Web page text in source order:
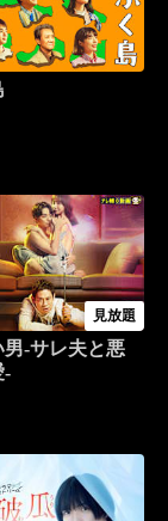
見放題
-サレ夫と悪
-